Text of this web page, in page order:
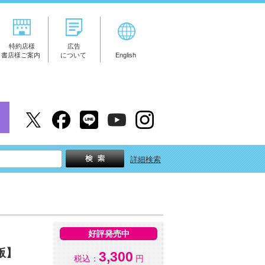
特約店様
書店様ご案内
広告
について
English
詳細検索
好評発売中
税込： 3,300 円